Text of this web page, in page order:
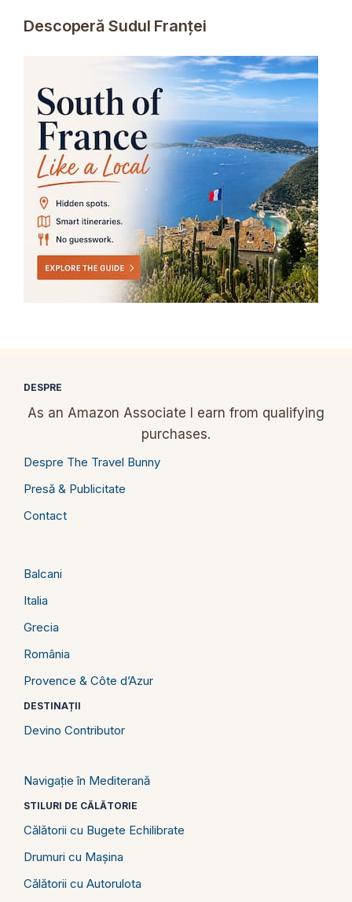
Descoperă Sudul Franței
DESPRE
As an Amazon Associate I earn from qualifying
purchases.
Despre The Travel Bunny
Presă & Publicitate
Contact
Balcani
Italia
Grecia
România
Provence & Côte d’Azur
DESTINAȚII
Devino Contributor
Navigație în Mediterană
STILURI DE CĂLĂTORIE
Călătorii cu Bugete Echilibrate
Drumuri cu Mașina
Călătorii cu Autorulota